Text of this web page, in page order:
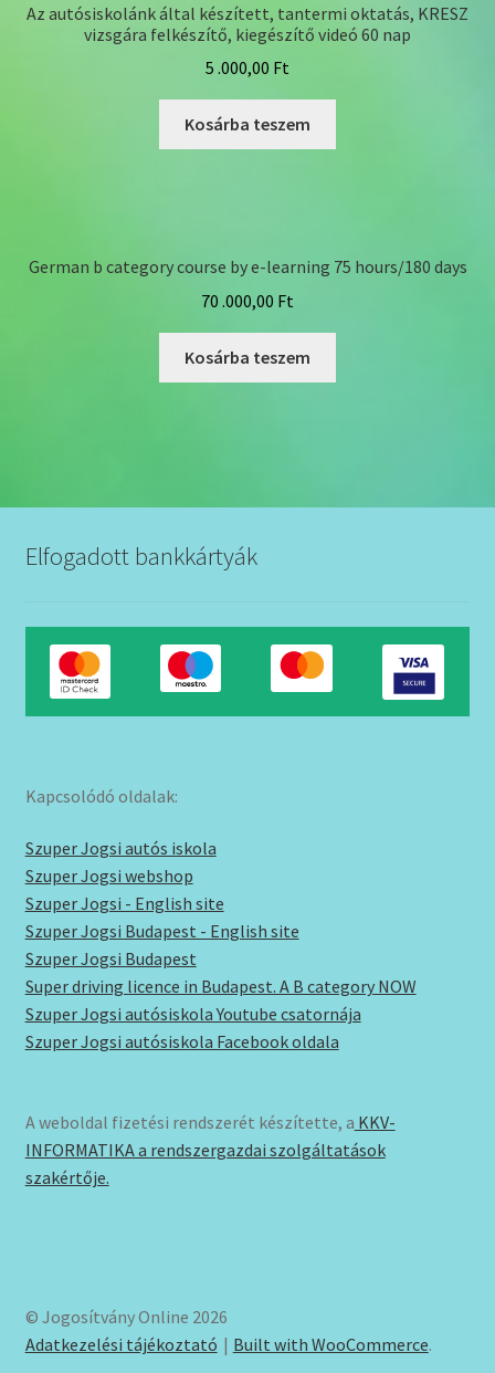
Az autósiskolánk által készített, tantermi oktatás, KRESZ
vizsgára felkészítő, kiegészítő videó 60 nap
5 .000,00 Ft
Kosárba teszem
German b category course by e-learning 75 hours/180 days
70 .000,00 Ft
Kosárba teszem
Elfogadott bankkártyák
Kapcsolódó oldalak:
Szuper Jogsi autós iskola
Szuper Jogsi webshop
Szuper Jogsi - English site
Szuper Jogsi Budapest - English site
Szuper Jogsi Budapest
Super driving licence in Budapest. A B category NOW
Szuper Jogsi autósiskola Youtube csatornája
Szuper Jogsi autósiskola Facebook oldala
A weboldal fizetési rendszerét készítette, a KKV-
INFORMATIKA a rendszergazdai szolgáltatások
szakértője.
© Jogosítvány Online 2026
Adatkezelési tájékoztató
Built with WooCommerce.